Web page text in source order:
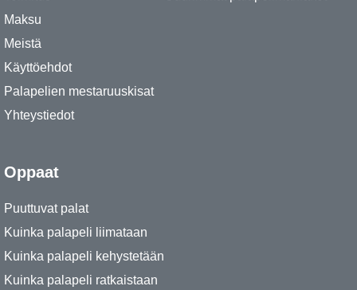
Maksu
Meistä
Käyttöehdot
Palapelien mestaruuskisat
Yhteystiedot
Oppaat
Puuttuvat palat
Kuinka palapeli liimataan
Kuinka palapeli kehystetään
Kuinka palapeli ratkaistaan